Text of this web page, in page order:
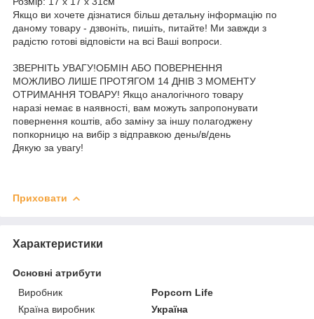
Якщо ви хочете дізнатися більш детальну інформацію по
даному товару - дзвоніть, пишіть, питайте! Ми завжди з
радістю готові відповісти на всі Ваші вопроси.
ЗВЕРНІТЬ УВАГУ!ОБМІН АБО ПОВЕРНЕННЯ
МОЖЛИВО ЛИШЕ ПРОТЯГОМ 14 ДНІВ З МОМЕНТУ
ОТРИМАННЯ ТОВАРУ! Якщо аналогічного товару
наразі немає в наявності, вам можуть запропонувати
повернення коштів, або заміну за іншу полагоджену
попкорницю на вибір з відправкою дены/в/день
Дякую за увагу!
Приховати
Характеристики
Основні атрибути
Виробник
Popcorn Life
Країна виробник
Україна